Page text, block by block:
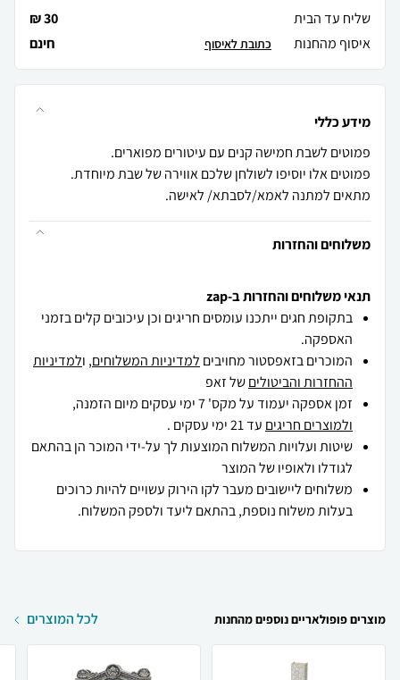
שליח עד הבית
30 ₪
איסוף מהחנות
חינם כתובת לאיסוף
מידע כללי
מתאים למתנה לאמא/לסבתא/ לאישה.
משלוחים והחזרות
תנאי משלוחים והחזרות ב-zap
בתקופת חגים ייתכנו עומסים חריגים וכן עיכובים קלים בזמני
האספקה.
המוכרים בזאפסטור מחויבים למדיניות המשלוחים, ולמדיניות
ההחזרות והביטוליםשל זאפ
זמן אספקה יעמוד על מקס' 7 ימי עסקים מיום הזמנה,
ולמוצרים חריגים עד 21 ימי עסקים .
שיטות ועלויות המשלוח המוצעות לך על-ידי המוכר הן בהתאם
לגודלו ולאופיו של המוצר
משלוחים ליישובים מעבר לקו הירוק עשויים להיות כרוכים
בעלות משלוח נוספת, בהתאם ליעד ולספק המשלוח.
מוצרים פופולאריים נוספים מהחנות לכל המוצרים